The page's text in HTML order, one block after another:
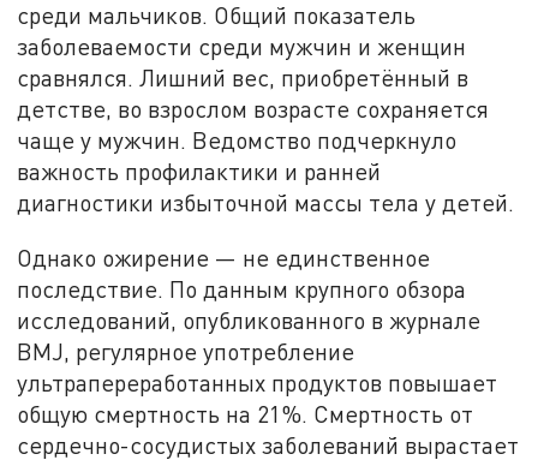
среди мальчиков. Общий показатель
заболеваемости среди мужчин и женщин
сравнялся. Лишний вес, приобретённый в
детстве, во взрослом возрасте сохраняется
чаще у мужчин. Ведомство подчеркнуло
важность профилактики и ранней
диагностики избыточной массы тела у детей.
Однако ожирение — не единственное
последствие. По данным крупного обзора
исследований, опубликованного в журнале
BMJ, регулярное употребление
ультрапереработанных продуктов повышает
общую смертность на 21%. Смертность от
сердечно-сосудистых заболеваний вырастает